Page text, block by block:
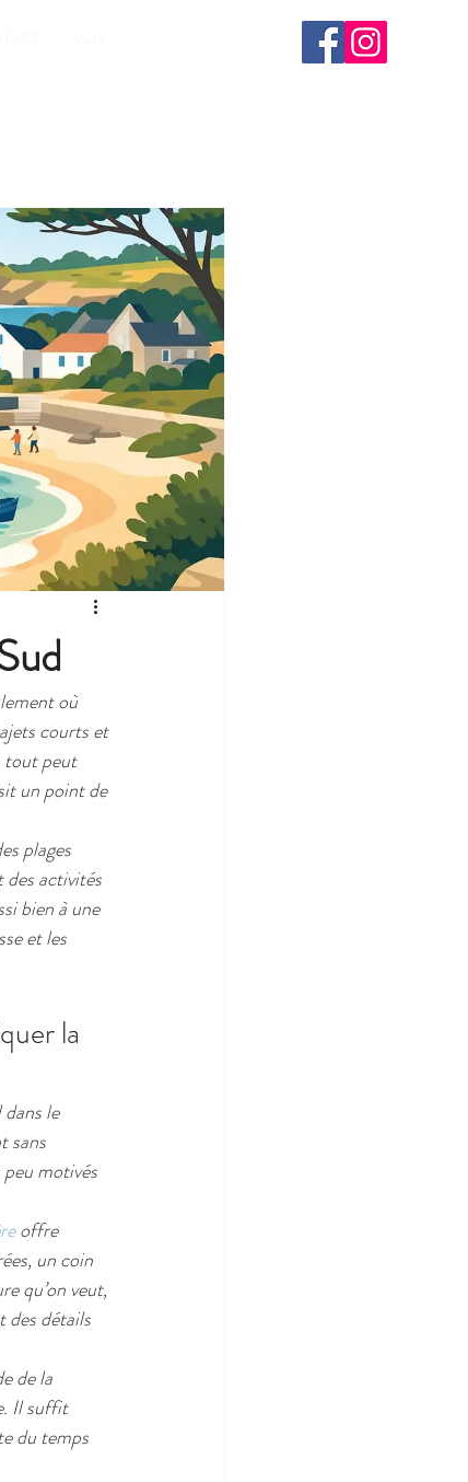
où
courts et
tout peut
un point de
plages
des activités
bien à une
et les
la
le
sans
motivés
offre
un coin
qu’on veut,
des détails
de la
Il suffit
du temps